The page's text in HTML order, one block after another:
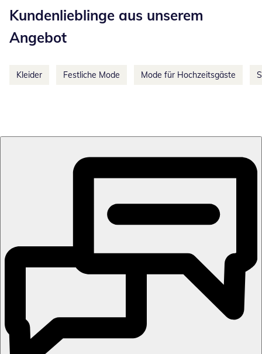
Kundenlieblinge aus unserem
Angebot
Kleider Festliche Mode Mode für Hochzeitsgäste